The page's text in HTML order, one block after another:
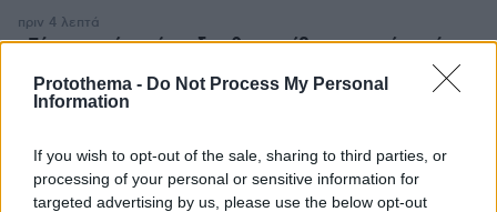
Protothema - Do Not Process My Personal
Information
If you wish to opt-out of the sale, sharing to third parties, or
processing of your personal or sensitive information for
targeted advertising by us, please use the below opt-out
«Εάν γυρνούσα πίσω, δεν θα την έβρισκα ποτέ πια όπως
την κρατώ μέσα μου»: Η Αλεξάνδρεια του ηθοποιού
Πέρη Μιχαηλίδη
πριν 4 λεπτά
Βίντεο: Ανήλικοι έβαλαν φωτιά στο δάσος Άνω
Βριλησσίων και την έσβησαν, τους αναζητά η
Πυροσβεστική